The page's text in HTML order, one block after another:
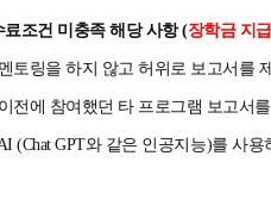
료조건 미충족 해당 사항(장학금 지
토링을 하지 않고 허위로 보고서를
전에 참여했던 타 프로그램 보고서
(Chat GPT와 같은 인공지능)를 사